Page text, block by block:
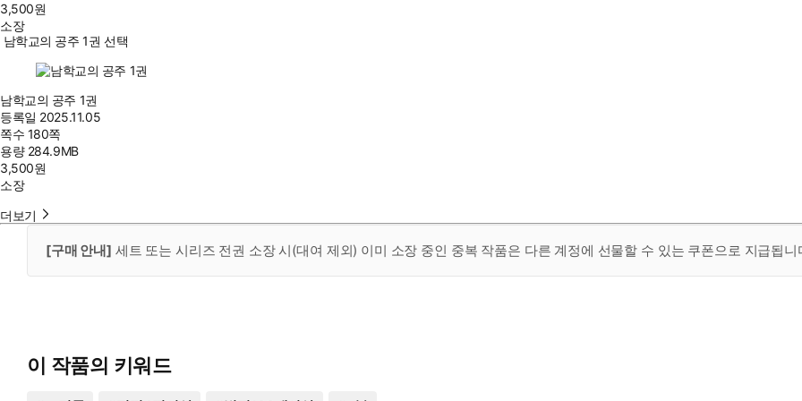
3,500원
소장
남학교의 공주 1권 선택
남학교의 공주 1권
등록일 2025.11.05
쪽수 180쪽
용량 284.9MB
3,500원
소장
더보기
[구매 안내] 세트 또는 시리즈 전권 소장 시(대여 제외) 이미 소장 중인 중복 작품은 다른 계정에 선물할 수 있는 쿠폰으로 지급됩니
이 작품의 키워드